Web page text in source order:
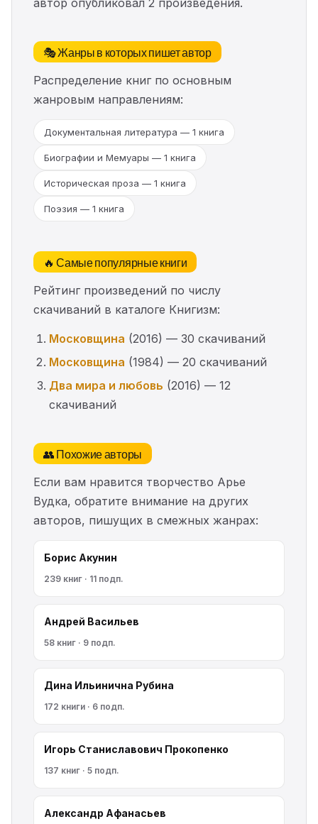
автор опубликовал 2 произведения.
🎭 Жанры в которых пишет автор
Распределение книг по основным
жанровым направлениям:
Документальная литература — 1 книга
Биографии и Мемуары — 1 книга
Историческая проза — 1 книга
Поэзия — 1 книга
🔥 Самые популярные книги
Рейтинг произведений по числу
скачиваний в каталоге Книгизм:
Московщина (2016) — 30 скачиваний
Московщина (1984) — 20 скачиваний
Два мира и любовь (2016) — 12
скачиваний
👥 Похожие авторы
Если вам нравится творчество Арье
Вудка, обратите внимание на других
авторов, пишущих в смежных жанрах:
Борис Акунин
239 книг · 11 подп.
Андрей Васильев
58 книг · 9 подп.
Дина Ильинична Рубина
172 книги · 6 подп.
Игорь Станиславович Прокопенко
137 книг · 5 подп.
Александр Афанасьев